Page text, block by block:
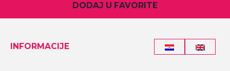
DODAJ U FAVORITE
INFORMACIJE